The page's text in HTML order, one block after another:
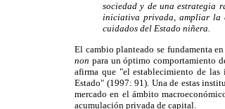
sociedad y de una estrategia
iniciativa privada, ampliar la
cuidados del Estado niñera.
El cambio planteado se fundamenta
non para un óptimo comportamiento
afirma que "el establecimiento de las
Estado" (1997: 91). Una de estas
mercado en el ámbito
acumulación privada de capital.